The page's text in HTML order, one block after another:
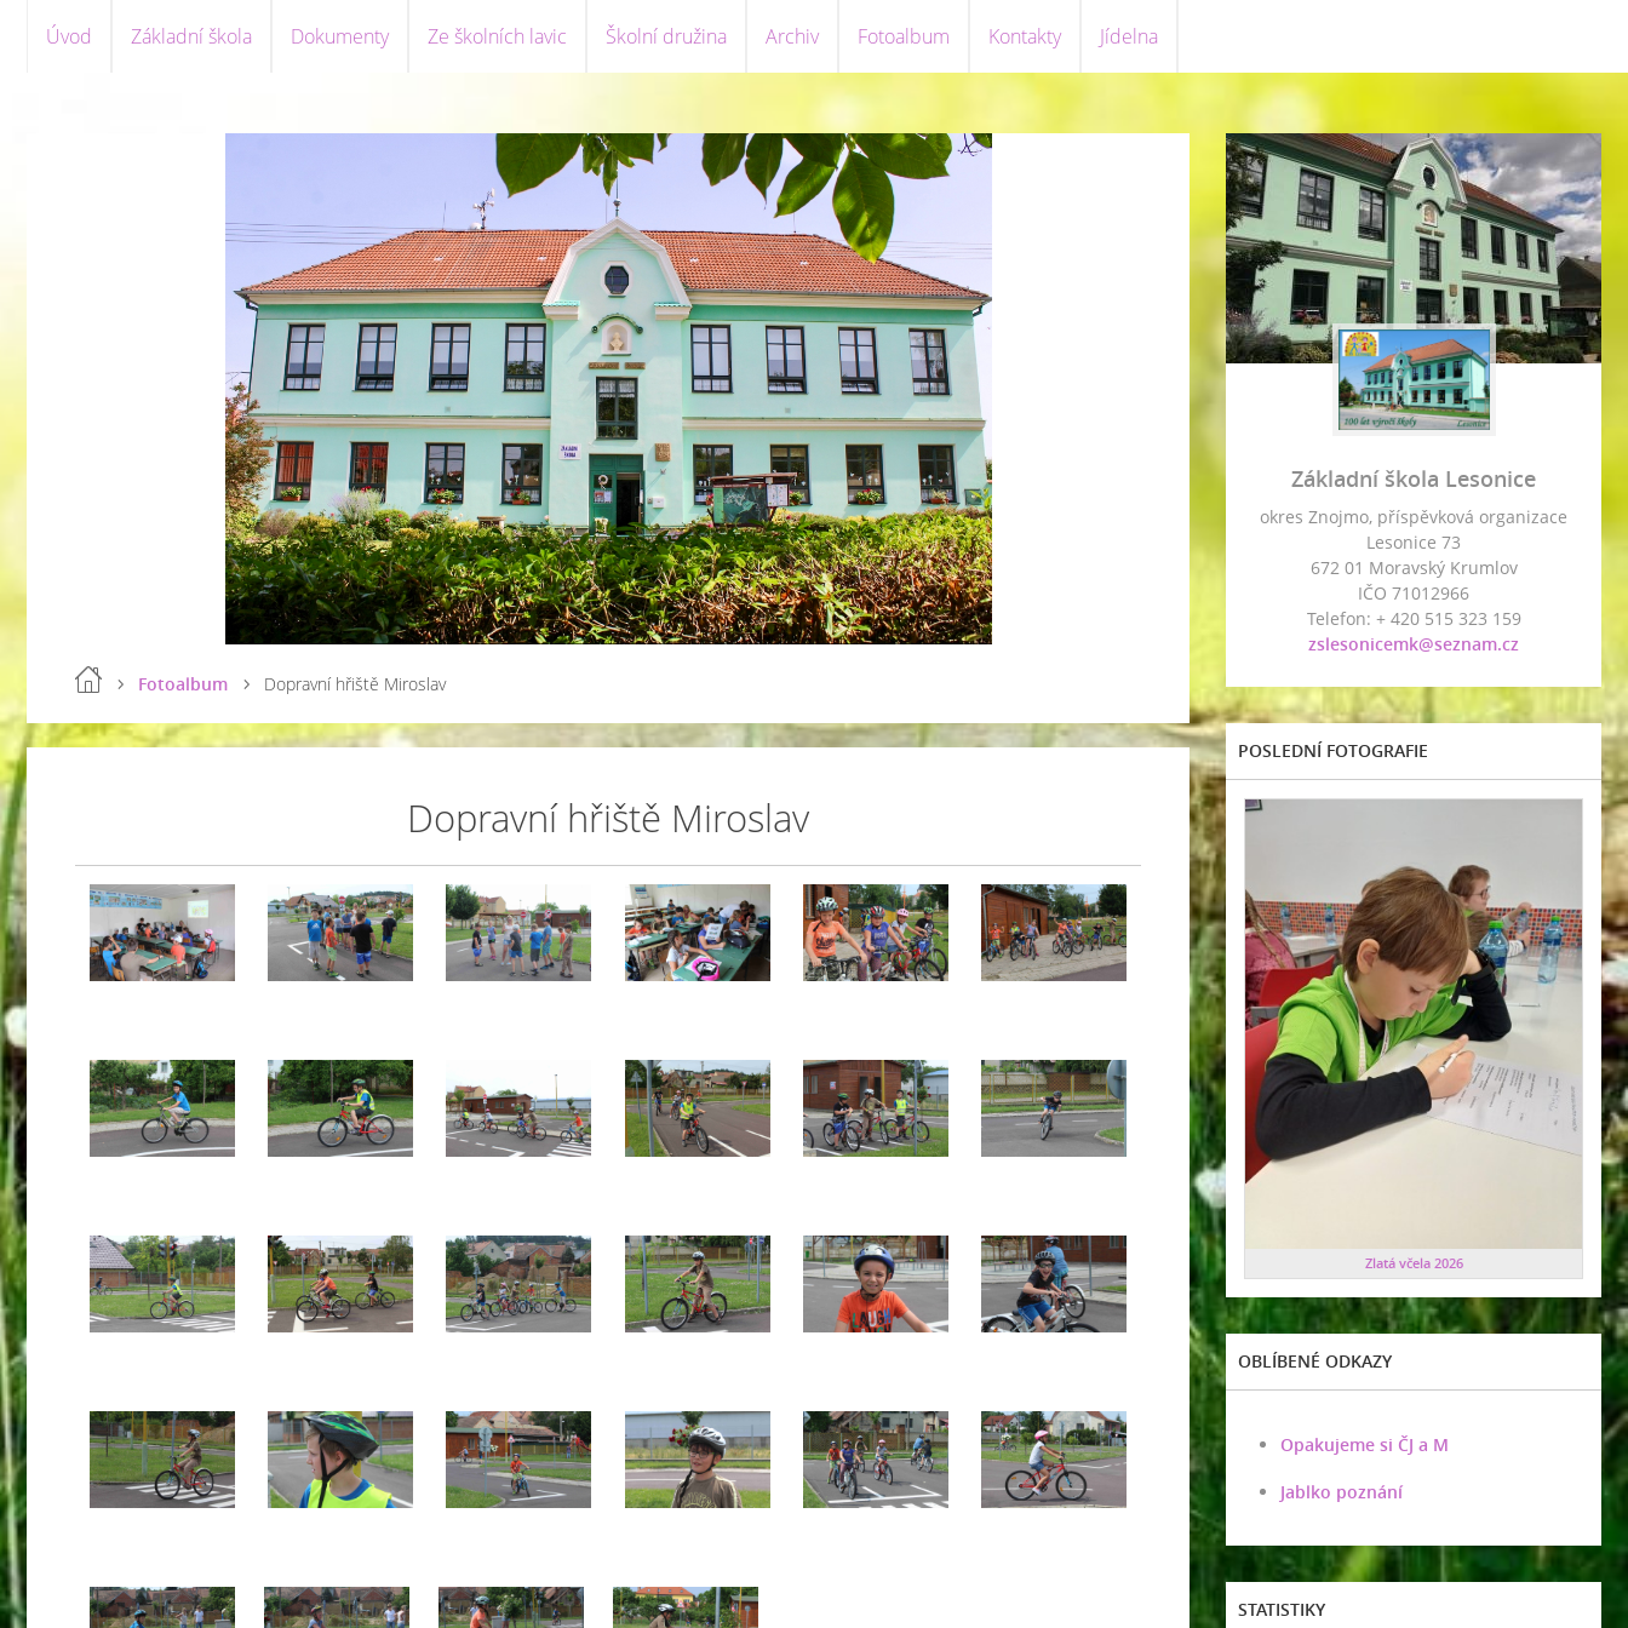
Úvod Základní škola Dokumenty Ze školních lavic Školní družina Archiv Fotoalbum Kontakty Jídelna
Fotoalbum Dopravní hřiště Miroslav
Dopravní hřiště Miroslav
Základní škola Lesonice
okres Znojmo, příspěvková organizace
Lesonice 73
672 01 Moravský Krumlov
IČO 71012966
Telefon: + 420 515 323 159
zslesonicemk@seznam.cz
POSLEDNÍ FOTOGRAFIE
Zlatá včela 2026
OBLÍBENÉ ODKAZY
Opakujeme si ČJ a M
Jablko poznání
STATISTIKY